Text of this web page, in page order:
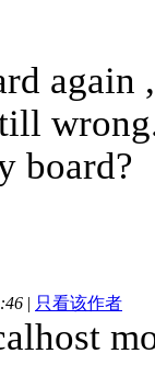
again
board?
| 只看该作者